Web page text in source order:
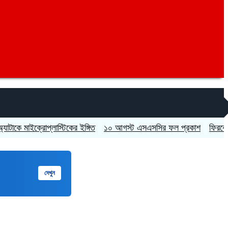
মাইক্রোপ্লাস্টিকের ইঙ্গিত ১০ আগস্ট এসএসসির ফল প্রকাশ ফিরবেন কি শেখ
দেখুন